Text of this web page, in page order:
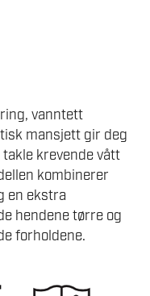
vanntett
mansjett gir deg
krevende vått
kombinerer
en ekstra
hendene tørre og
forholdene.